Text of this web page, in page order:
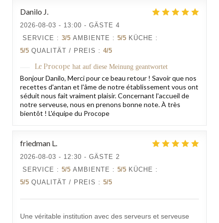
Danilo J
2026-08-03 - 13:00 - GÄSTE 4
SERVICE : 3/5 AMBIENTE : 5/5 KÜCHE :
5/5 QUALITÄT / PREIS : 4/5
Le Procope hat auf diese Meinung geantwortet
Bonjour Danilo, Merci pour ce beau retour ! Savoir que nos
recettes d'antan et l'âme de notre établissement vous ont
séduit nous fait vraiment plaisir. Concernant l'accueil de
notre serveuse, nous en prenons bonne note. À très
bientôt ! L'équipe du Procope
friedman L
2026-08-03 - 12:30 - GÄSTE 2
SERVICE : 5/5 AMBIENTE : 5/5 KÜCHE :
5/5 QUALITÄT / PREIS : 5/5
Une véritable institution avec des serveurs et serveuse